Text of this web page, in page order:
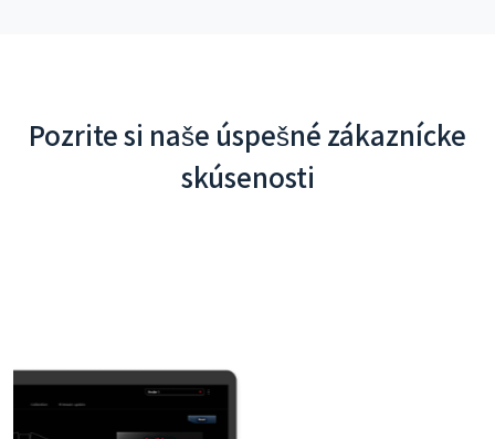
Pozrite si naše úspešné zákaznícke
skúsenosti